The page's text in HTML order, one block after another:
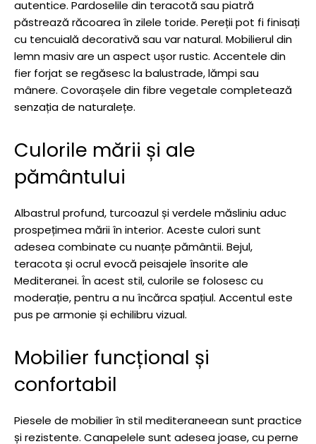
autentice. Pardoselile din teracotă sau piatră
păstrează răcoarea în zilele toride. Pereții pot fi finisați
cu tencuială decorativă sau var natural. Mobilierul din
lemn masiv are un aspect ușor rustic. Accentele din
fier forjat se regăsesc la balustrade, lămpi sau
mânere. Covorașele din fibre vegetale completează
senzația de naturalețe.
Culorile mării și ale
pământului
Albastrul profund, turcoazul și verdele măsliniu aduc
prospețimea mării în interior. Aceste culori sunt
adesea combinate cu nuanțe pământii. Bejul,
teracota și ocrul evocă peisajele însorite ale
Mediteranei. În acest stil, culorile se folosesc cu
moderație, pentru a nu încărca spațiul. Accentul este
pus pe armonie și echilibru vizual.
Mobilier funcțional și
confortabil
Piesele de mobilier în stil mediteraneean sunt practice
și rezistente. Canapelele sunt adesea joase, cu perne